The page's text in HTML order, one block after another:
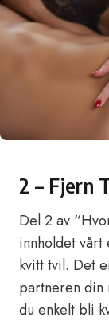
2 – Fjern
Del 2 av
innholdet vårt
kvitt tvil. Det
partneren din
du enkelt bli